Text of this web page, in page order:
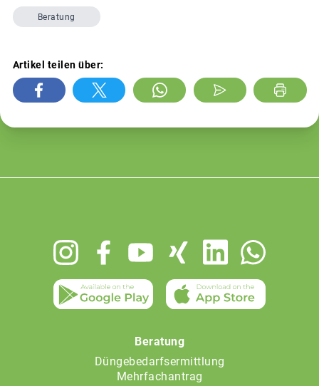
Beratung
Artikel teilen über:
Beratung
Düngebedarfsermittlung
Mehrfachantrag